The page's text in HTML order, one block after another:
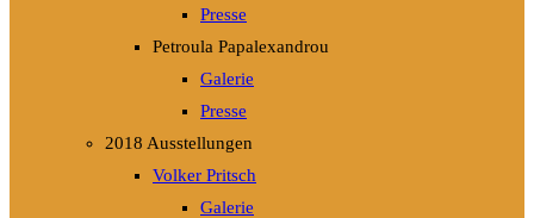
Presse
Petroula Papalexandrou
Galerie
Presse
2018 Ausstellungen
Volker Pritsch
Galerie